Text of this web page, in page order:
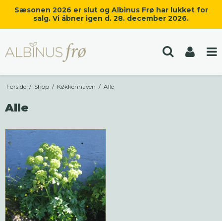
Sæsonen 2026 er slut og Albinus Frø har lukket for
salg. Vi åbner igen d. 28. december 2026.
Forside / Shop / Køkkenhaven / Alle
Alle